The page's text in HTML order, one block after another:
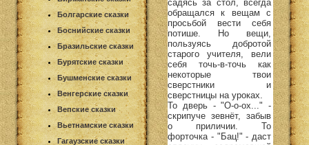
Болгарские сказки
Боснийские сказки
Бразильские сказки
Бурятские сказки
Бушменские сказки
Венгерские сказки
Вепские сказки
Вьетнамские сказки
Гагаузские сказки
садясь за стол, всегда
обращался к вещам с
просьбой вести себя
потише. Но вещи,
пользуясь добротой
старого учителя, вели
себя точь-в-точь как
некоторые твои
сверстники и
сверстницы на уроках.
То дверь - "О-о-ох..." -
скрипуче зевнёт, забыв
о приличии. То
форточка - "Бац!" - даст